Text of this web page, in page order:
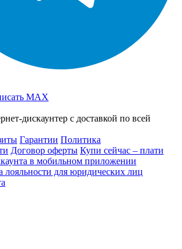
MAX
дискаунтер с доставкой по всей
Гарантии Политика
Договор оферты Купи сейчас – плати
в мобильном приложении
лояльности для юридических лиц